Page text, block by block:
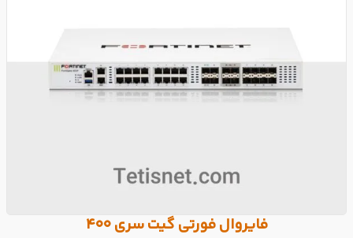
فایروال فورتی گیت سری 400